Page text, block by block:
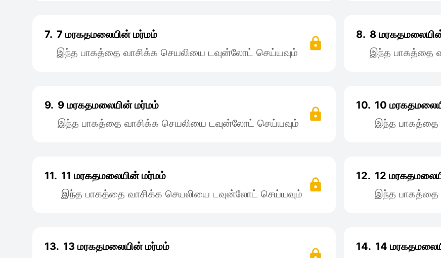
7. 7 மரகதமலையின் மர்மம்
இந்த பாகத்தை வாசிக்க செயலியை டவுன்லோட் செய்யவும்
8. 8
இந்த பாகத்தை
9. 9 மரகதமலையின் மர்மம்
இந்த பாகத்தை வாசிக்க செயலியை டவுன்லோட் செய்யவும்
10. 10
இந்த பாகத்தை
11. 11 மரகதமலையின் மர்மம்
இந்த பாகத்தை வாசிக்க செயலியை டவுன்லோட் செய்யவும்
12. 12
இந்த பாகத்தை
13. 13 மரகதமலையின் மர்மம்
14. 14